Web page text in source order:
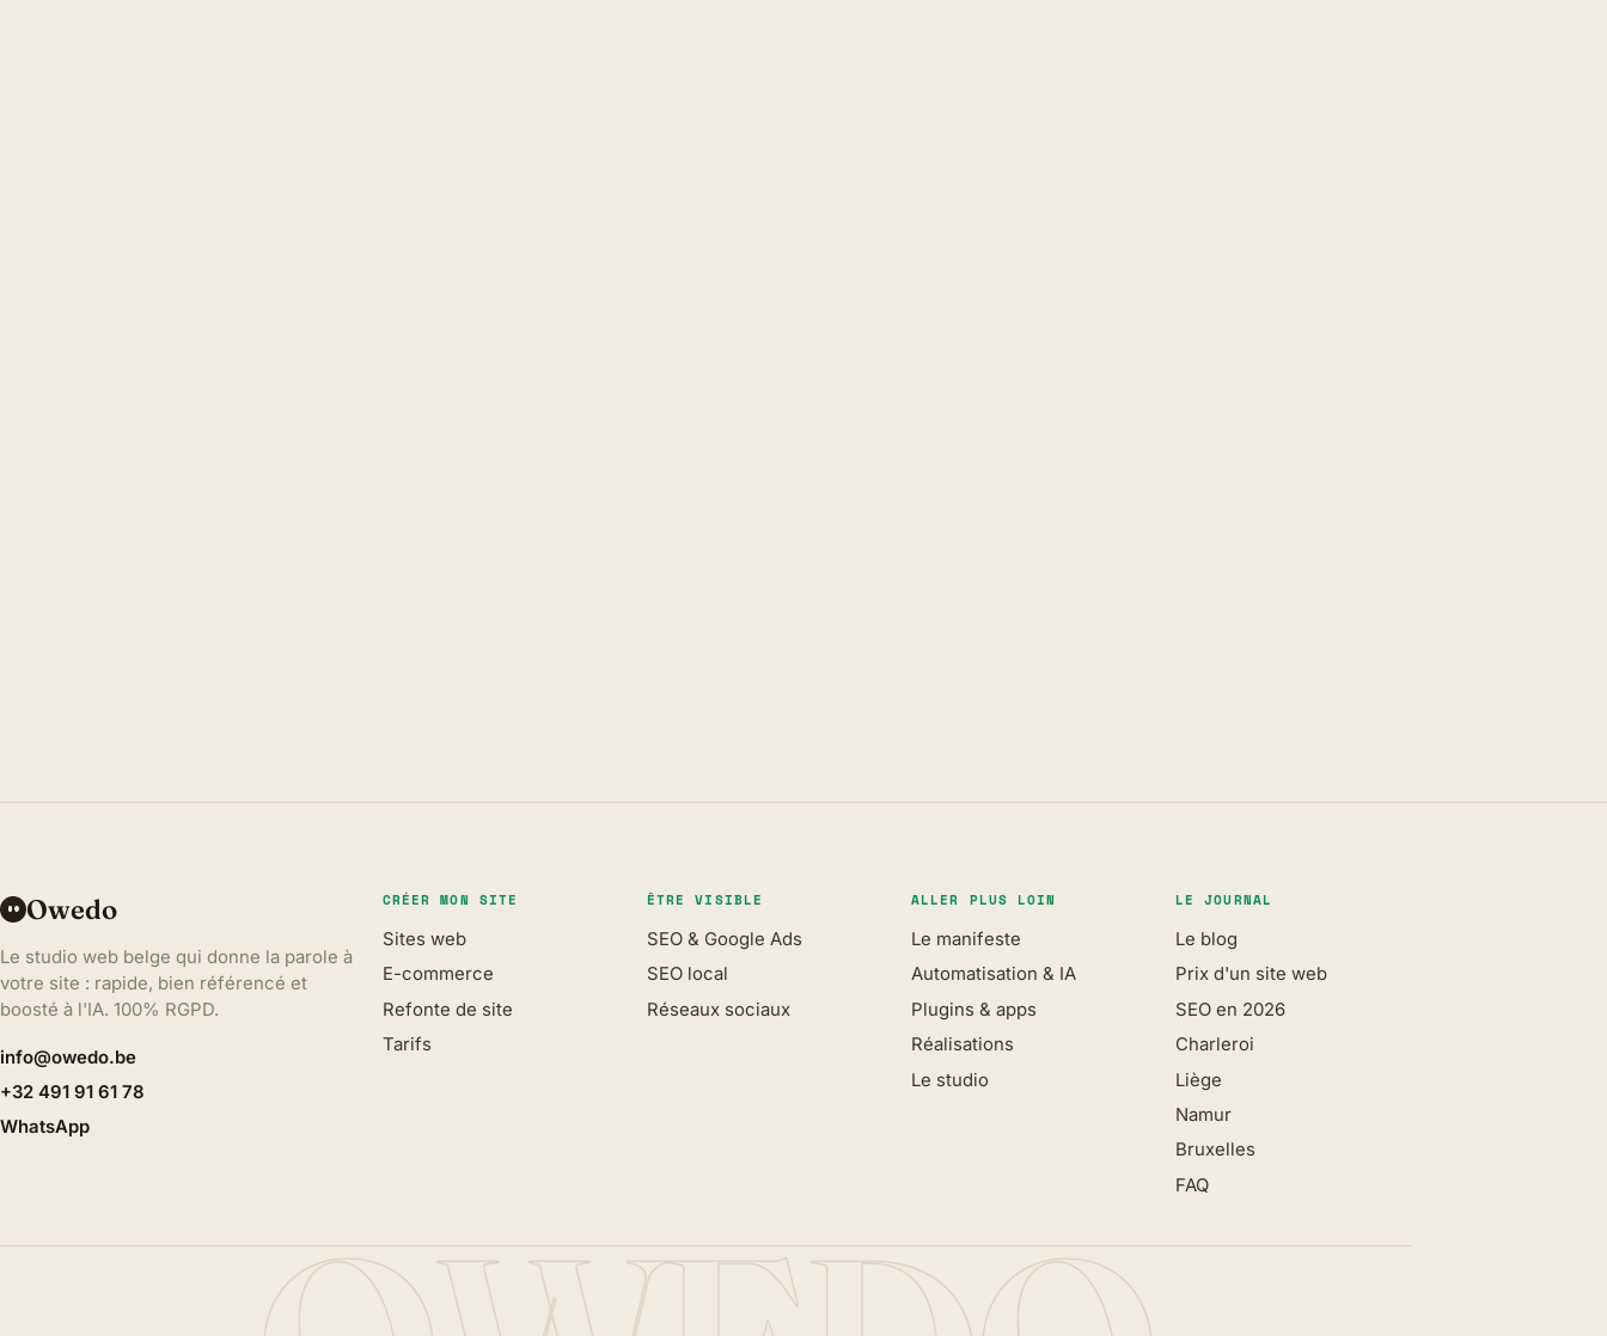
Owedo
Le studio web belge qui donne la parole à
votre site : rapide, bien référencé et
boosté à l'IA. 100% RGPD.
info@owedo.be
+32 491 91 61 78
WhatsApp
CRÉER MON SITE
Sites web
E-commerce
Refonte de site
Tarifs
ÊTRE VISIBLE
SEO & Google Ads
SEO local
Réseaux sociaux
ALLER PLUS LOIN
Le manifeste
Automatisation & IA
Plugins & apps
Réalisations
Le studio
LE JOURNAL
Le blog
Prix d'un site web
SEO en 2026
Charleroi
Liège
Namur
Bruxelles
FAQ